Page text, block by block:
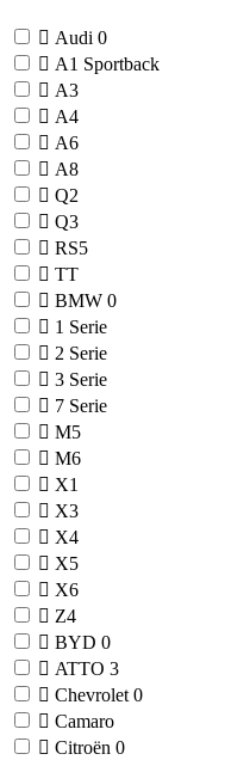
Audi 0
A1 Sportback
A3
A4
A6
A8
Q2
Q3
RS5
TT
BMW 0
1 Serie
2 Serie
3 Serie
7 Serie
M5
M6
X1
X3
X4
X5
X6
Z4
BYD 0
ATTO 3
Chevrolet 0
Camaro
Citroën 0